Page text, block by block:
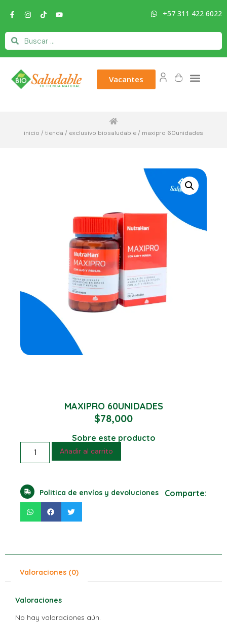
+57 311 422 6022
Vacantes
inicio / tienda / exclusivo biosaludable/ maxipro 60unidades
MAXIPRO 60UNIDADES
$78,000
Sobre este producto
Añadir al carrito
Politica de envíos y devoluciones Comparte:
Valoraciones (0)
Valoraciones
No hay valoraciones aún.